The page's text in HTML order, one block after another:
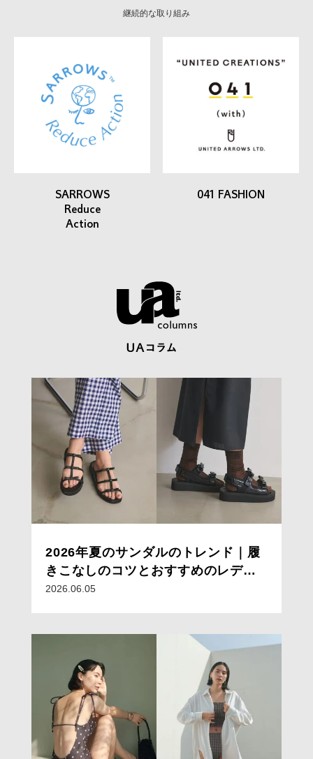
継続的な取り組み
SARROWS
Reduce
Action
041 FASHION
2026年夏のサンダルのトレンド｜履
きこなしのコツとおすすめのレディ
ースサンダルコーデ15選
2026.06.05